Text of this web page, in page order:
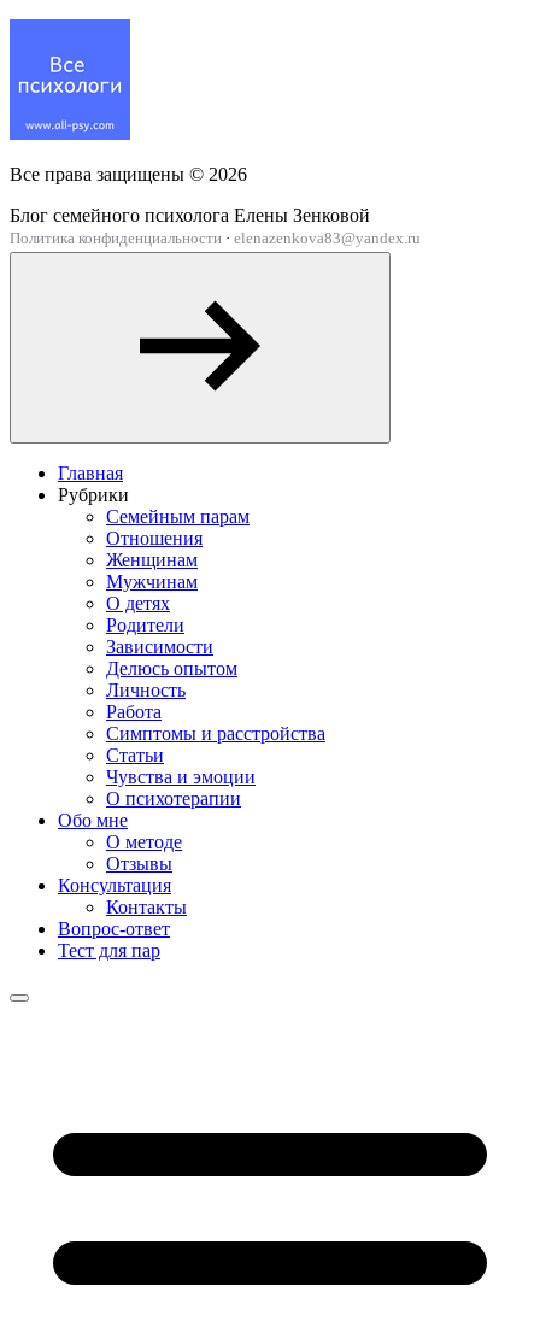
Все права защищены © 2026
Блог семейного психолога Елены Зенковой
Политика конфиденциальности · elenazenkova83@yandex.ru
Главная
Рубрики
Семейным парам
Отношения
Женщинам
Мужчинам
О детях
Родители
Зависимости
Делюсь опытом
Личность
Работа
Симптомы и расстройства
Статьи
Чувства и эмоции
О психотерапии
Обо мне
О методе
Отзывы
Консультация
Контакты
Вопрос-ответ
Тест для пар